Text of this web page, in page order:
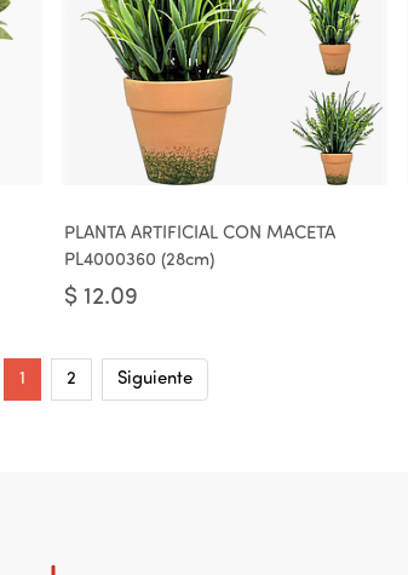
PLANTA ARTIFICIAL CON MACETA
PL4000360 (28cm)
$ 12.09
1 2 Siguiente